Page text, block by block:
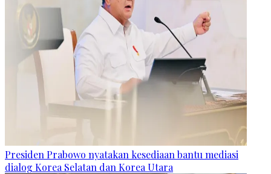
Presiden Prabowo nyatakan kesediaan bantu mediasi
dialog Korea Selatan dan Korea Utara